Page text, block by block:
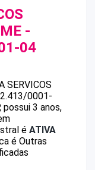
-
04
SERVICOS
0001-
possui 3 anos,
é ATIVA
é Outras